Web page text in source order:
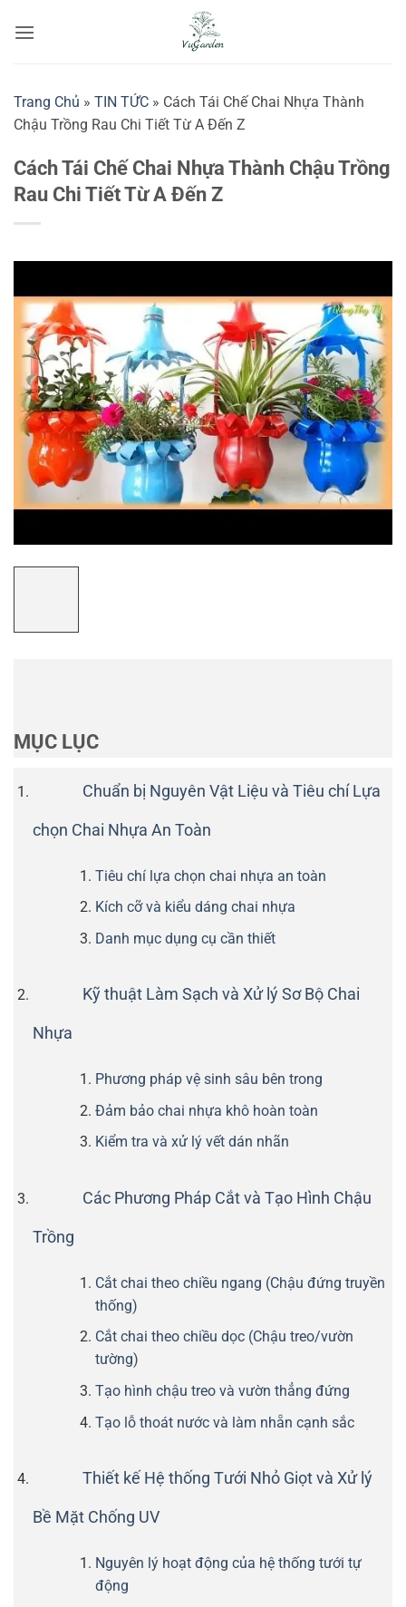
qua
Trang Chủ » TIN TỨC » Cách Tái Chế Chai Nhựa Thành
Chậu Trồng Rau Chi Tiết Từ A Đến Z
Cách Tái Chế Chai Nhựa Thành Chậu Trồng
Rau Chi Tiết Từ A Đến Z
MỤC LỤC
Chuẩn bị Nguyên Vật Liệu và Tiêu chí Lựa
chọn Chai Nhựa An Toàn
Tiêu chí lựa chọn chai nhựa an toàn
Kích cỡ và kiểu dáng chai nhựa
Danh mục dụng cụ cần thiết
Kỹ thuật Làm Sạch và Xử lý Sơ Bộ Chai
Nhựa
Phương pháp vệ sinh sâu bên trong
Đảm bảo chai nhựa khô hoàn toàn
Kiểm tra và xử lý vết dán nhãn
Các Phương Pháp Cắt và Tạo Hình Chậu
Trồng
Cắt chai theo chiều ngang (Chậu đứng truyền
thống)
Cắt chai theo chiều dọc (Chậu treo/vườn
tường)
Tạo hình chậu treo và vườn thẳng đứng
Tạo lỗ thoát nước và làm nhẵn cạnh sắc
Thiết kế Hệ thống Tưới Nhỏ Giọt và Xử lý
Bề Mặt Chống UV
Nguyên lý hoạt động của hệ thống tưới tự
động